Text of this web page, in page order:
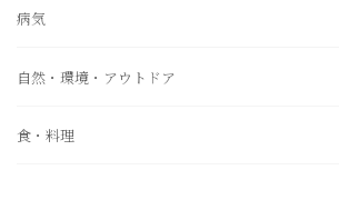
病気
自然・環境・アウトドア
食・料理